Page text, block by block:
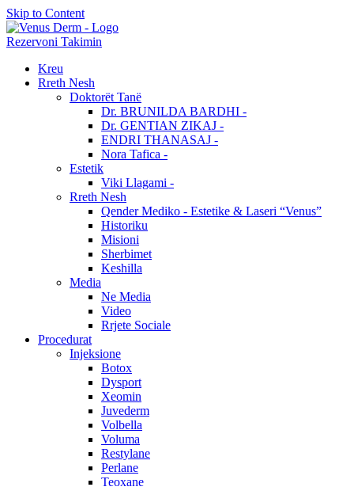
Skip to Content
Rezervoni Takimin
Kreu
Rreth Nesh
Doktorët Tanë
Dr. BRUNILDA BARDHI -
Dr. GENTIAN ZIKAJ -
ENDRI THANASAJ -
Nora Tafica -
Estetik
Viki Llagami -
Rreth Nesh
Qender Mediko - Estetike & Laseri “Venus”
Historiku
Misioni
Sherbimet
Keshilla
Media
Ne Media
Video
Rrjete Sociale
Procedurat
Injeksione
Botox
Dysport
Xeomin
Juvederm
Volbella
Voluma
Restylane
Perlane
Teoxane